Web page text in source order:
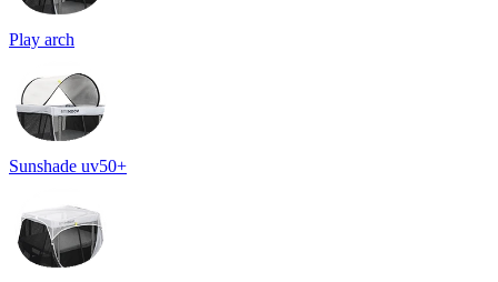
Play arch
Sunshade uv50+